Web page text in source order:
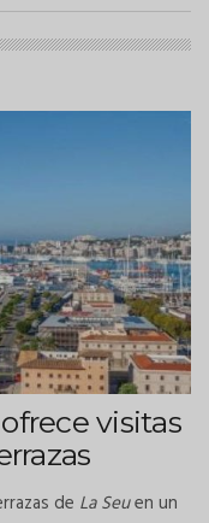
visitas
de La Seuen un